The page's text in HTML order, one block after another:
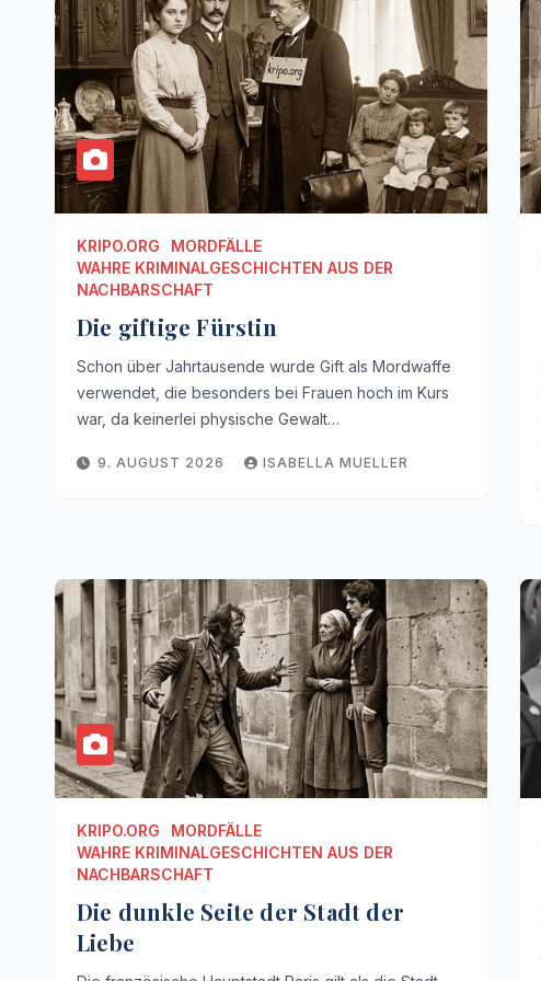
KRIPO.ORG
MORDFÄLLE
WAHRE KRIMINALGESCHICHTEN AUS DER
NACHBARSCHAFT
Die giftige Fürstin
Schon über Jahrtausende wurde Gift als Mordwaffe
verwendet, die besonders bei Frauen hoch im Kurs
war, da keinerlei physische Gewalt…
9. AUGUST 2026 ISABELLA MUELLER
KRIPO.ORG
MORDFÄLLE
WAHRE KRIMINALGESCHICHTEN AUS DER
NACHBARSCHAFT
Die dunkle Seite der Stadt der
Liebe